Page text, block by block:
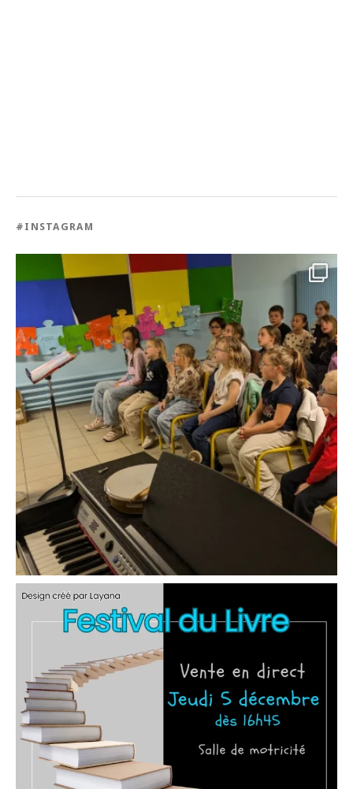
#INSTAGRAM